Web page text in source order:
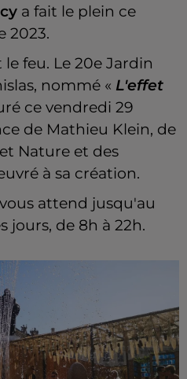
a fait le plein ce
2023.
le feu. Le 20e Jardin
nommé « L'effet
ce vendredi 29
de Mathieu Klein, de
Nature et des
à sa création.
attend jusqu'au
jours, de 8h à 22h.